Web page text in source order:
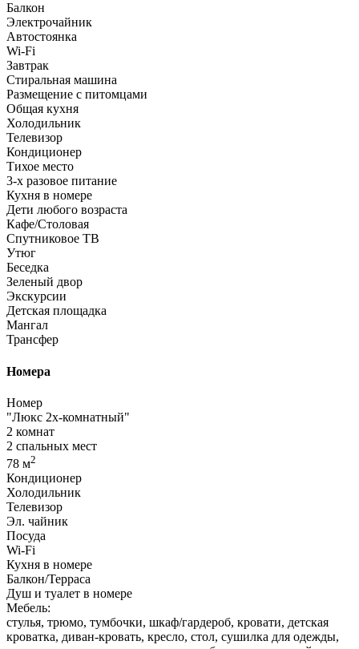
Балкон
Электрочайник
Автостоянка
Wi-Fi
Завтрак
Стиральная машина
Размещение с питомцами
Общая кухня
Холодильник
Телевизор
Кондиционер
Тихое место
3-х разовое питание
Кухня в номере
Дети любого возраста
Кафе/Столовая
Спутниковое ТВ
Утюг
Беседка
Зеленый двор
Экскурсии
Детская площадка
Мангал
Трансфер
Номера
Номер
"Люкс 2х-комнатный"
2 комнат
2 спальных мест
78 м2
Кондиционер
Холодильник
Телевизор
Эл. чайник
Посуда
Wi-Fi
Кухня в номере
Балкон/Терраса
Душ и туалет в номере
Мебель:
стулья, трюмо, тумбочки, шкаф/гардероб, кровати, детская
кроватка, диван-кровать, кресло, стол, сушилка для одежды,